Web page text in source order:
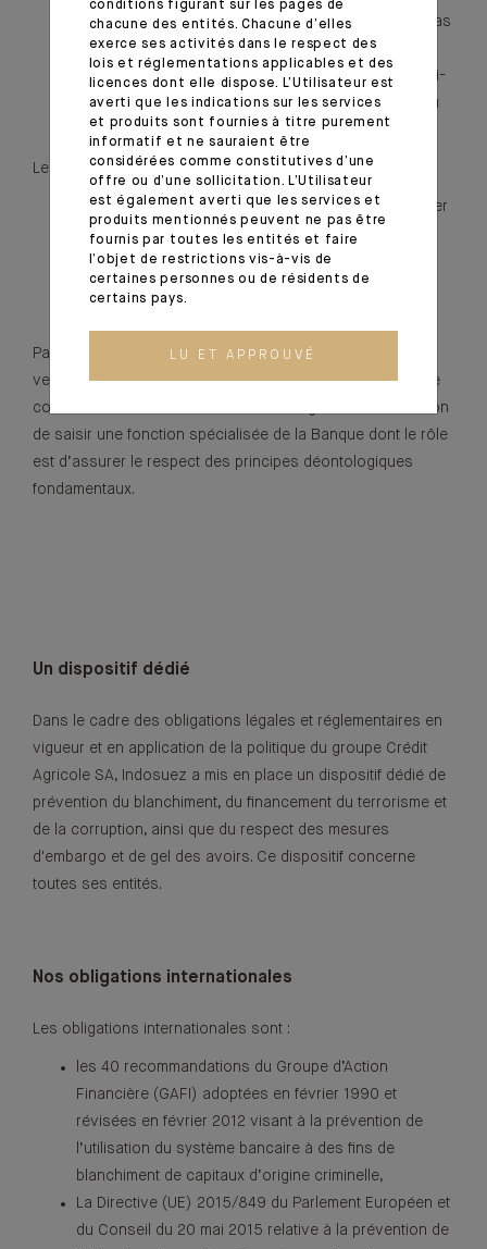
et au Directeur de la Conformité qui en informe, le cas
échéant, la Direction Autorisée;
Celui-ci, en s’appuyant sur les principes énoncés ci-
dessus, doit proposer une solution de traitement du
conflit passant au minimum par :
Le Directeur de la Conformité doit par la suite :
Proposer des actions correctrices destinées à éviter
autant que possible les situations de conflit
équivalentes à celle qui vient de se produire;
Consigner dans un registre spécifique le conflit qui
Par la politique exposée ci-dessus, CFM Indosuez Wealth
veut informer ses clients de l’éventualité de l’apparition de
conflits d’intérêt. Elle veut leur donner également l’occasion
de saisir une fonction spécialisée de la Banque dont le rôle
est d’assurer le respect des principes déontologiques
fondamentaux.
Un dispositif dédié
Dans le cadre des obligations légales et réglementaires en
vigueur et en application de la politique du groupe Crédit
Agricole SA, Indosuez a mis en place un dispositif dédié de
prévention du blanchiment, du financement du terrorisme et
de la corruption, ainsi que du respect des mesures
d'embargo et de gel des avoirs. Ce dispositif concerne
toutes ses entités.
Nos obligations internationales
Les obligations internationales sont :
les 40 recommandations du Groupe d’Action
Financière (GAFI) adoptées en février 1990 et
révisées en février 2012 visant à la prévention de
l’utilisation du système bancaire à des fins de
blanchiment de capitaux d’origine criminelle,
La Directive (UE) 2015/849 du Parlement Européen et
du Conseil du 20 mai 2015 relative à la prévention de
conditions figurant sur les pages de
chacune des entités. Chacune d’elles
exerce ses activités dans le respect des
lois et réglementations applicables et des
licences dont elle dispose. L’Utilisateur est
averti que les indications sur les services
et produits sont fournies à titre purement
informatif et ne sauraient être
considérées comme constitutives d’une
offre ou d’une sollicitation. L’Utilisateur
est également averti que les services et
produits mentionnés peuvent ne pas être
fournis par toutes les entités et faire
l’objet de restrictions vis-à-vis de
certaines personnes ou de résidents de
certains pays.
LU ET APPROUVÉ